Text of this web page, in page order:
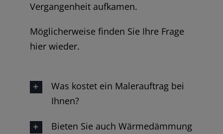
Vergangenheit aufkamen.
Möglicherweise finden Sie Ihre Frage
hier wieder.
Was kostet ein Malerauftrag bei
Ihnen?
Bieten Sie auch Wärmedämmung